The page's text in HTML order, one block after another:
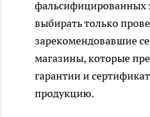
фальсифицированных
выбирать только
зарекомендовавшие
магазины, которые
гарантии и
продукцию.